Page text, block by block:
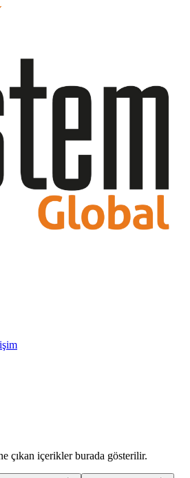
çıkan içerikler burada gösterilir.